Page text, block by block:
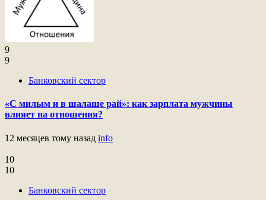
9
9
Банковский сектор
«С милым и в шалаше рай»: как зарплата мужчины
влияет на отношения?
12 месяцев тому назад info
10
10
Банковский сектор